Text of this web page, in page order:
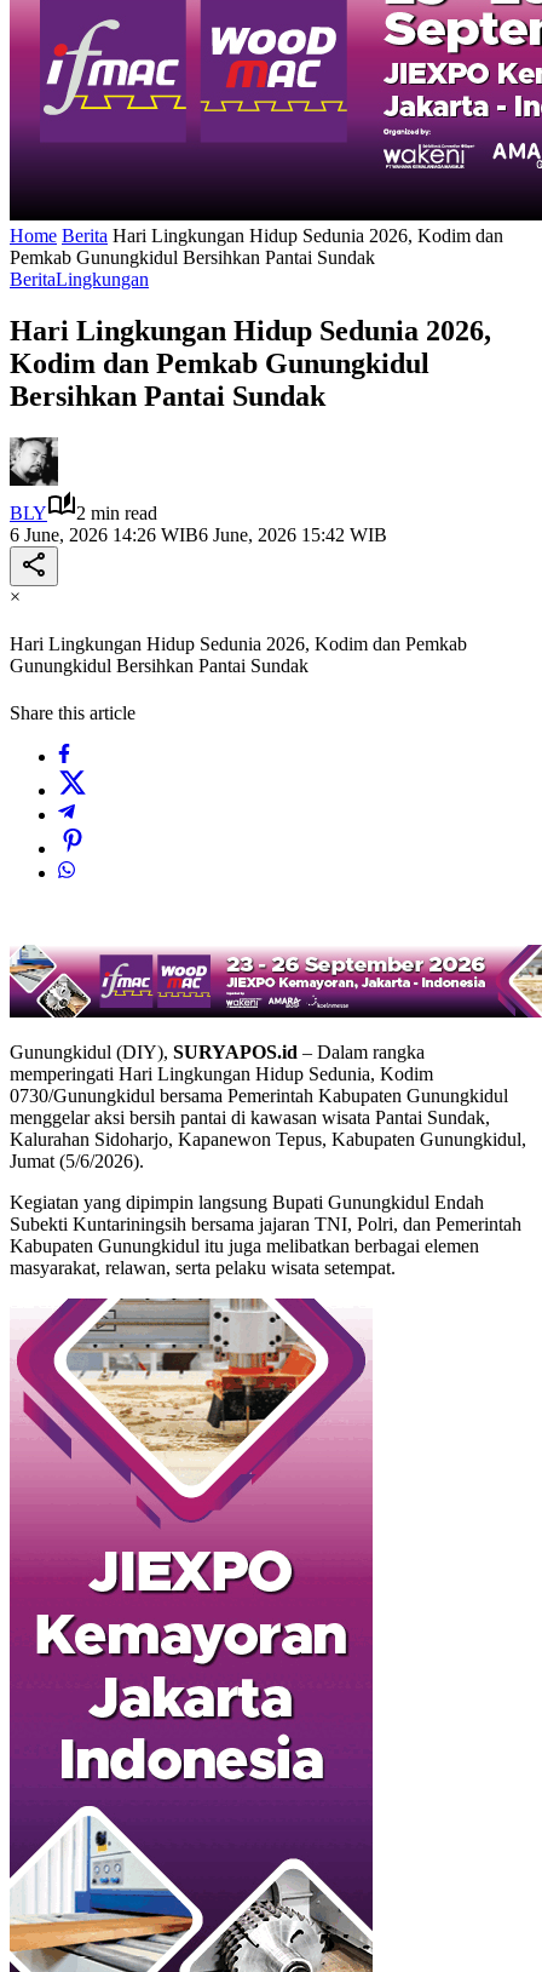
Home Berita Hari Lingkungan Hidup Sedunia 2026, Kodim dan
Pemkab Gunungkidul Bersihkan Pantai Sundak
BeritaLingkungan
Hari Lingkungan Hidup Sedunia 2026,
Kodim dan Pemkab Gunungkidul
Bersihkan Pantai Sundak
BLY
2 min read
6 June, 2026 14:26 WIB6 June, 2026 15:42 WIB
×
Hari Lingkungan Hidup Sedunia 2026, Kodim dan Pemkab
Gunungkidul Bersihkan Pantai Sundak
Share this article
Gunungkidul (DIY), SURYAPOS.id – Dalam rangka
memperingati Hari Lingkungan Hidup Sedunia, Kodim
0730/Gunungkidul bersama Pemerintah Kabupaten Gunungkidul
menggelar aksi bersih pantai di kawasan wisata Pantai Sundak,
Kalurahan Sidoharjo, Kapanewon Tepus, Kabupaten Gunungkidul,
Jumat (5/6/2026).
Kegiatan yang dipimpin langsung Bupati Gunungkidul Endah
Subekti Kuntariningsih bersama jajaran TNI, Polri, dan Pemerintah
Kabupaten Gunungkidul itu juga melibatkan berbagai elemen
masyarakat, relawan, serta pelaku wisata setempat.